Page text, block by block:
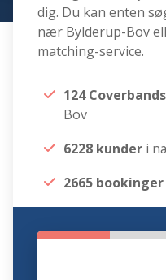
dig. Du kan enten
nær Bylderup-Bov
matching-service.
124 Coverbands
Bov
6228 kunder i
2665 bookinger